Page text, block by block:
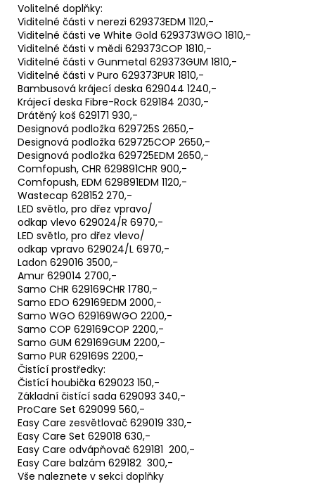
Volitelné doplňky:
Viditelné části v nerezi 629373EDM 1120,-
Viditelné části ve White Gold 629373WGO 1810,-
Viditelné části v mědi 629373COP 1810,-
Viditelné části v Gunmetal 629373GUM 1810,-
Viditelné části v Puro 629373PUR 1810,-
Bambusová krájecí deska 629044 1240,-
Krájecí deska Fibre-Rock 629184 2030,-
Drátěný koš 629171 930,-
Designová podložka 629725S 2650,-
Designová podložka 629725COP 2650,-
Designová podložka 629725EDM 2650,-
Comfopush, CHR 629891CHR 900,-
Comfopush, EDM 629891EDM 1120,-
Wastecap 628152 270,-
LED světlo, pro dřez vpravo/
odkap vlevo 629024/R 6970,-
LED světlo, pro dřez vlevo/
odkap vpravo 629024/L 6970,-
Ladon 629016 3500,-
Amur 629014 2700,-
Samo CHR 629169CHR 1780,-
Samo EDO 629169EDM 2000,-
Samo WGO 629169WGO 2200,-
Samo COP 629169COP 2200,-
Samo GUM 629169GUM 2200,-
Samo PUR 629169S 2200,-
Čistící prostředky:
Čistící houbička 629023 150,-
Základní čistící sada 629093 340,-
ProCare Set 629099 560,-
Easy Care zesvětlovač 629019 330,-
Easy Care Set 629018 630,-
Easy Care odvápňovač 629181 200,-
Easy Care balzám 629182 300,-
Vše naleznete v sekci doplňky